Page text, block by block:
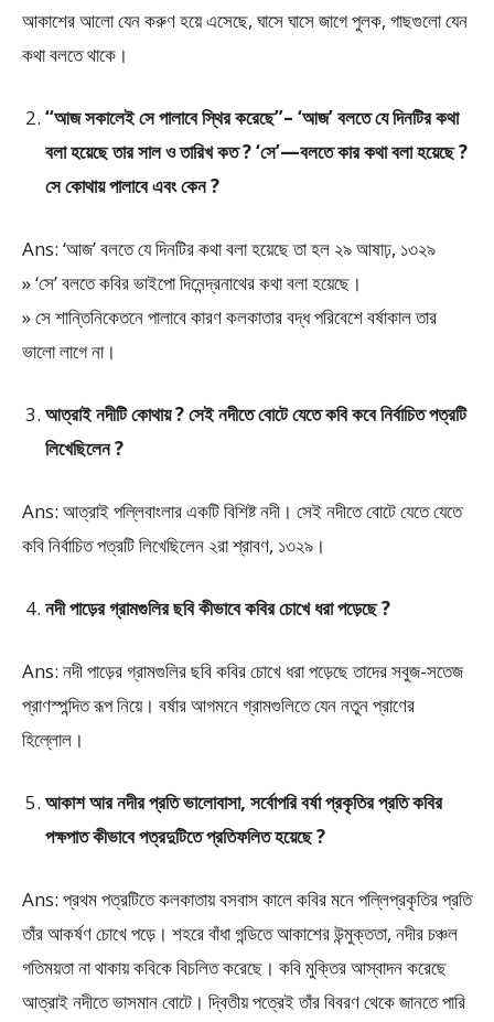
আকাশের আলো যেন করুণ হয়ে এসেছে, ঘাসে ঘাসে জাগে পুলক, গাছগুলো যেন
কথা বলতে থাকে।
“আজ সকালেই সে পালাবে স্থির করেছে”– ‘আজ’ বলতে যে দিনটির কথা
বলা হয়েছে তার সাল ও তারিখ কত ? ‘সে’—বলতে কার কথা বলা হয়েছে ?
সে কোথায় পালাবে এবং কেন ?
Ans: ‘আজ’ বলতে যে দিনটির কথা বলা হয়েছে তা হল ২৯ আষাঢ়, ১৩২৯
» ‘সে’ বলতে কবির ভাইপো দিনেন্দ্রনাথের কথা বলা হয়েছে।
» সে শান্তিনিকেতনে পালাবে কারণ কলকাতার বদ্ধ পরিবেশে বর্ষাকাল তার
ভালো লাগে না।
আত্রাই নদীটি কোথায় ? সেই নদীতে বোটে যেতে কবি কবে নির্বাচিত পত্রটি
লিখেছিলেন ?
Ans: আত্রাই পল্লিবাংলার একটি বিশিষ্ট নদী। সেই নদীতে বোটে যেতে যেতে
কবি নির্বাচিত পত্রটি লিখেছিলেন ২রা শ্রাবণ, ১৩২৯।
নদী পাড়ের গ্রামগুলির ছবি কীভাবে কবির চোখে ধরা পড়েছে ?
Ans: নদী পাড়ের গ্রামগুলির ছবি কবির চোখে ধরা পড়েছে তাদের সবুজ-সতেজ
প্রাণস্পন্দিত রূপ নিয়ে। বর্ষার আগমনে গ্রামগুলিতে যেন নতুন প্রাণের
হিল্লোল।
আকাশ আর নদীর প্রতি ভালোবাসা, সর্বোপরি বর্ষা প্রকৃতির প্রতি কবির
পক্ষপাত কীভাবে পত্রদুটিতে প্রতিফলিত হয়েছে ?
Ans: প্রথম পত্রটিতে কলকাতায় বসবাস কালে কবির মনে পল্লিপ্রকৃতির প্রতি
তাঁর আকর্ষণ চোখে পড়ে। শহরে বাঁধা গন্ডিতে আকাশের উন্মুক্ততা, নদীর চঞ্চল
গতিময়তা না থাকায় কবিকে বিচলিত করেছে। কবি মুক্তির আস্বাদন করেছে
আত্রাই নদীতে ভাসমান বোটে। দ্বিতীয় পত্রেই তাঁর বিবরণ থেকে জানতে পারি